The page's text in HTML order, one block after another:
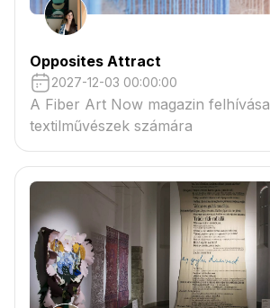
Opposites Attract
2027-12-03 00:00:00
A Fiber Art Now magazin felhívása
textilművészek számára